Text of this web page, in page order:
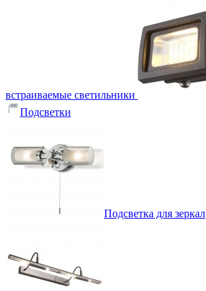
встраиваемые светильники
Подсветки
Подсветка для зеркал